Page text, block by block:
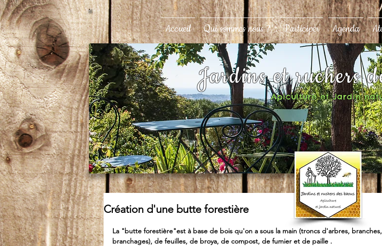
Création d'une butte forestière
La "butte forestière"est à base de bois qu'on a sous la main (troncs d'arbres, branches,
branchages), de feuilles, de broya, de compost, de fumier et de paille .
Accueil Qui sommes nous ? Participer Agenda
Jardins et ruchers
Apiculture et Jardin